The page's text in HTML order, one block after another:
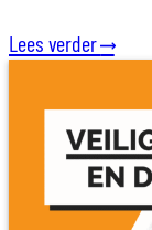
Lees verder⟶